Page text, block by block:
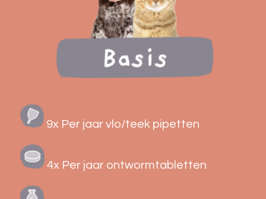
9x Per jaar vlo/teek pipetten
4x Per jaar ontwormtabletten